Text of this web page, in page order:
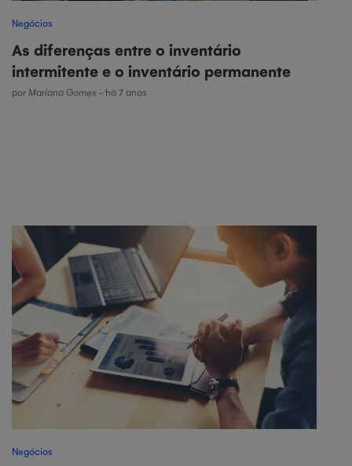
Negócios
As diferenças entre o inventário
intermitente e o inventário permanente
por Mariana Gomes - há 7 anos
Negócios